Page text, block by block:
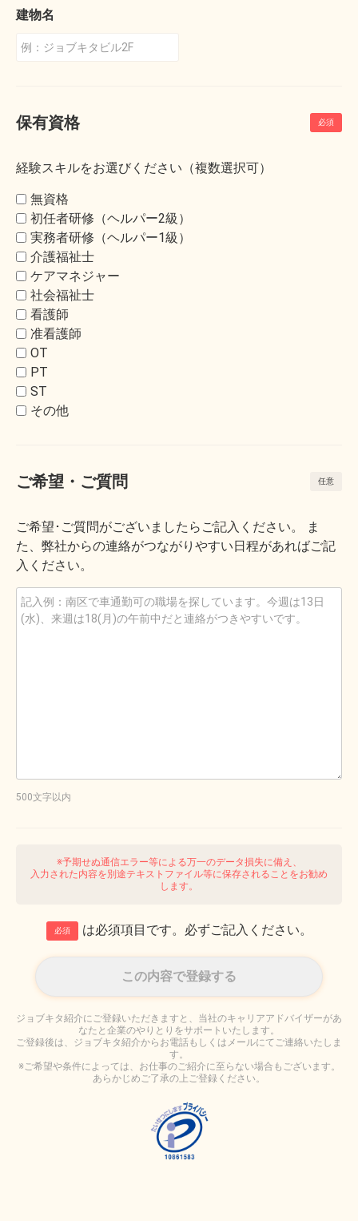
建物名
保有資格
経験スキルをお選びください（複数選択可）
無資格
初任者研修（ヘルパー2級）
実務者研修（ヘルパー1級）
介護福祉士
ケアマネジャー
社会福祉士
看護師
准看護師
OT
PT
ST
その他
ご希望・ご質問
ご希望･ご質問がございましたらご記入ください。 ま
た、弊社からの連絡がつながりやすい日程があればご記
入ください。
500文字以内
※予期せぬ通信エラー等による万一のデータ損失に備え、
入力された内容を別途テキストファイル等に保存されることをお勧め
します。
必須 は必須項目です。必ずご記入ください。
ジョブキタ紹介にご登録いただきますと、当社のキャリアアドバイザーがあ
なたと企業のやりとりをサポートいたします。
ご登録後は、ジョブキタ紹介からお電話もしくはメールにてご連絡いたしま
す。
※ご希望や条件によっては、お仕事のご紹介に至らない場合もございます。
あらかじめご了承の上ご登録ください。